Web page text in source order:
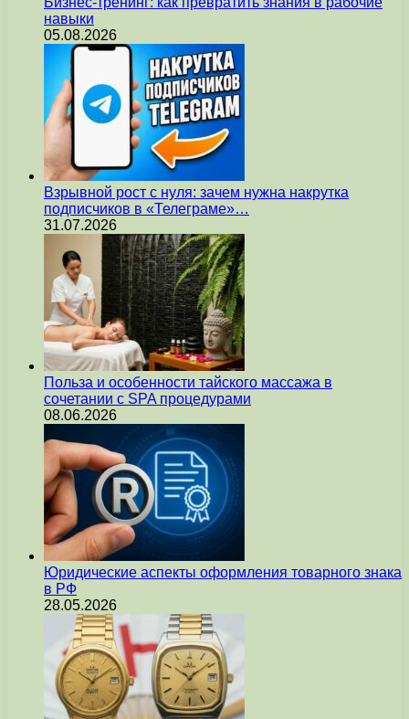
навыки
05.08.2026
Взрывной рост с нуля: зачем нужна накрутка
подписчиков в «Телеграме»…
31.07.2026
Польза и особенности тайского массажа в
сочетании с SPA процедурами
08.06.2026
Юридические аспекты оформления товарного знака
в РФ
28.05.2026